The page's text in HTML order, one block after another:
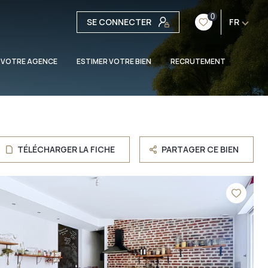
SE CONNECTER 0 FR
AGENCE ESTIMER VOTRE BIEN RECRUTEMENT
TÉLÉCHARGER LA FICHE PARTAGER CE BIEN